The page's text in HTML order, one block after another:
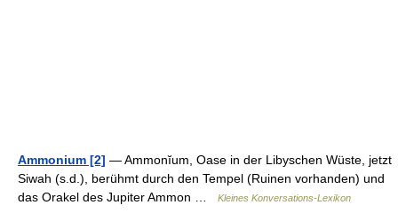
Ammonium [2] — Ammonĭum, Oase in der Libyschen Wüste, jetzt
Siwah (s.d.), berühmt durch den Tempel (Ruinen vorhanden) und
das Orakel des Jupiter Ammon …
Kleines Konversations-Lexikon